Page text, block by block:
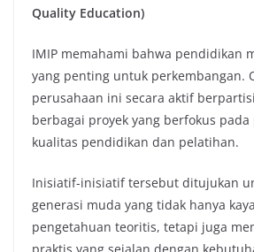
Quality Education)
IMIP memahami bahwa pendidikan
yang penting untuk perkembangan.
perusahaan ini secara aktif
berbagai proyek yang berfokus
kualitas pendidikan dan pelatihan.
Inisiatif-inisiatif tersebut ditujukan
generasi muda yang tidak hanya
pengetahuan teoritis, tetapi juga
praktis yang sejalan dengan